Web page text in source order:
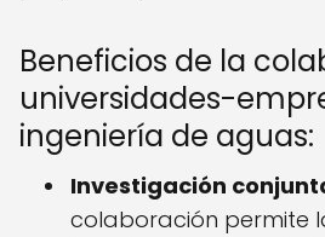
Beneficios de la
universidades-
ingeniería de aguas:
Investigación
colaboración permite